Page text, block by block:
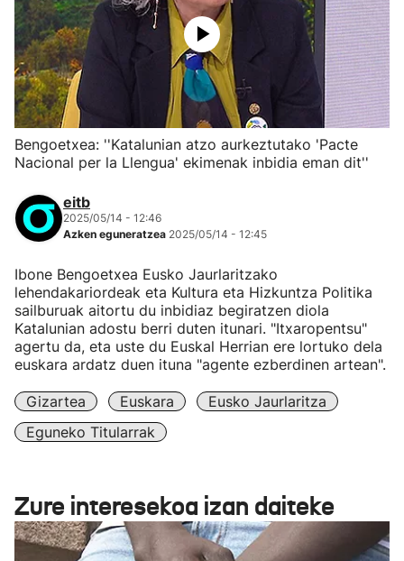
Bengoetxea: ''Katalunian atzo aurkeztutako 'Pacte
Nacional per la Llengua' ekimenak inbidia eman dit''
eitb
2025/05/14 - 12:46
Azken eguneratzea 2025/05/14 - 12:45
Ibone Bengoetxea Eusko Jaurlaritzako
lehendakariordeak eta Kultura eta Hizkuntza Politika
sailburuak aitortu du inbidiaz begiratzen diola
Katalunian adostu berri duten itunari. "Itxaropentsu"
agertu da, eta uste du Euskal Herrian ere lortuko dela
euskara ardatz duen ituna "agente ezberdinen artean".
Gizartea Euskara
Eusko Jaurlaritza
Eguneko Titularrak
Zure interesekoa izan daiteke